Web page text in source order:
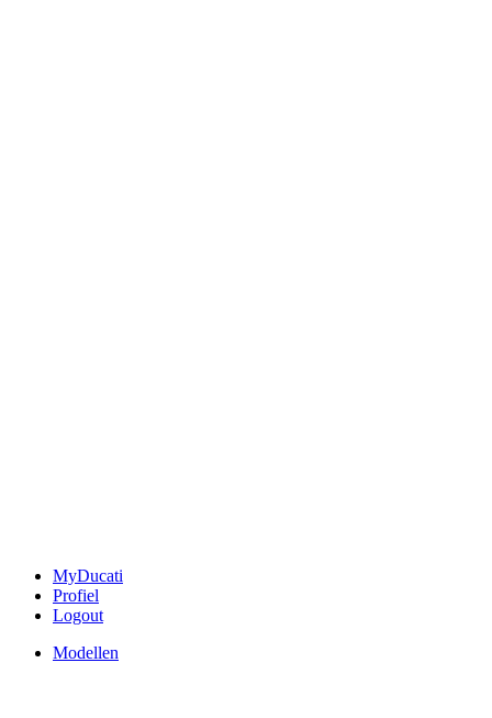
MyDucati
Profiel
Logout
Modellen